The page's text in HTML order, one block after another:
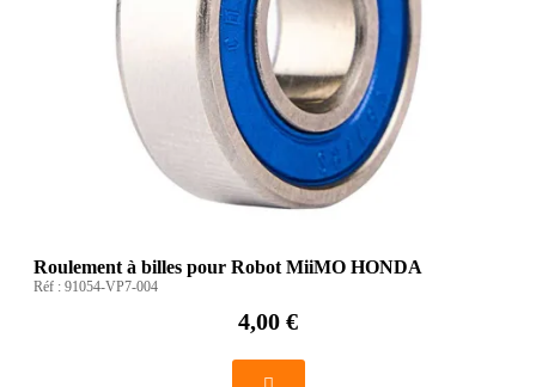
Roulement à billes pour Robot MiiMO HONDA
Réf : 91054-VP7-004
4,00 €